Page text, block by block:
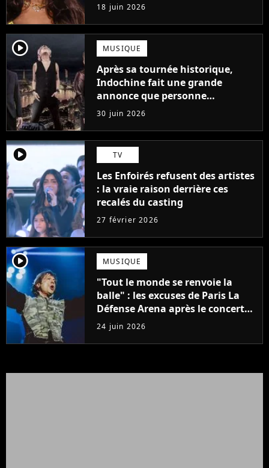
18 juin 2026
player2 MUSIQUE
Après sa tournée historique,
Indochine fait une grande
annonce que personne
n'attendait
30 juin 2026
player2 TV
Les Enfoirés refusent des artistes
: la vraie raison derrière ces
recalés du casting
27 février 2026
player2 MUSIQUE
"Tout le monde se renvoie la
balle" : les excuses de Paris La
Défense Arena après le concert
interrompu d'Iron Maiden ne
passent pas
24 juin 2026